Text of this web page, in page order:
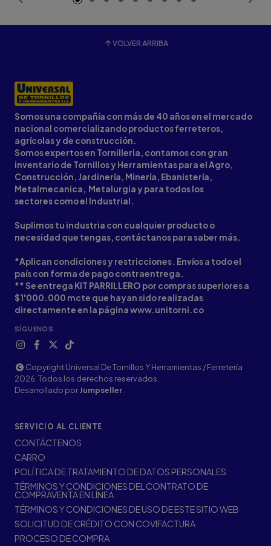
VOLVER ARRIBA
Somos una compañía con más de 40 años en el mercado
nacional comercializando productos ferreteros,
agrícolas y de construcción.
Somos expertos en Tornilleria, contamos con gran
inventario de Tornillos y Herramientas para el Agro,
Construcción, Jardinería, Minería, Ebanistería,
Metalmecanica, Metalurgia y para todos los
sectores como el Industrial.
Suplimos tu industria con cualquier producto o
necesidad que tengas, contáctanos para saber más.
*Aplican condiciones y restricciones. Envíos a todo el
país con forma de pago contraentrega.
** Se entrega KIT PARRILLERO por compras superiores a
$1'000.000 mcte que hayan sido realizadas
directamente en la página www.unitorni.co
SÍGUENOS
Copyright Universal De Tornillos Y Herramientas / Ferretería
2026. Todos los derechos reservados.
Desarrollado porJumpseller
SERVICIO AL CLIENTE
CONTÁCTENOS
CARRO
POLÍTICA DE TRATAMIENTO DE DATOS PERSONALES
TÉRMINOS Y CONDICIONES DEL CONTRATO DE
COMPRAVENTA EN LÍNEA
TÉRMINOS Y CONDICIONES DE USO DE ESTE SITIO WEB
SOLICITUD DE CRÉDITO CON COVIFACTURA
PROCESO DE COMPRA